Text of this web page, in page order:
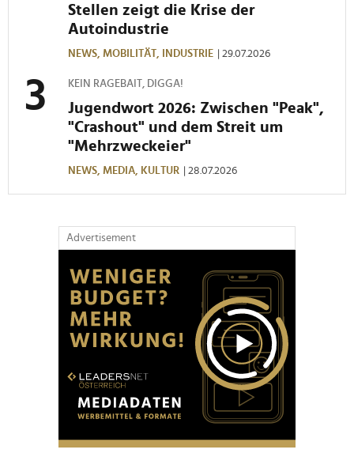
Stellen zeigt die Krise der
Autoindustrie
NEWS, MOBILITÄT, INDUSTRIE | 29.07.2026
KEIN RAGEBAIT, DIGGA!
Jugendwort 2026: Zwischen "Peak",
"Crashout" und dem Streit um
"Mehrzweckeier"
NEWS, MEDIA, KULTUR | 28.07.2026
Advertisement